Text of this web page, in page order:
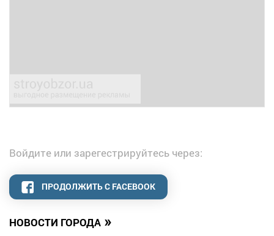
НОВОСТИ ГОРОДА »
Войдите или зарегестрируйтесь через:
ПРОДОЛЖИТЬ С FACEBOOK